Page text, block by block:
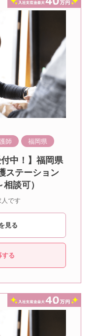
師 福岡県
中！】福岡県
ステーション
談可）
人です
見る
する